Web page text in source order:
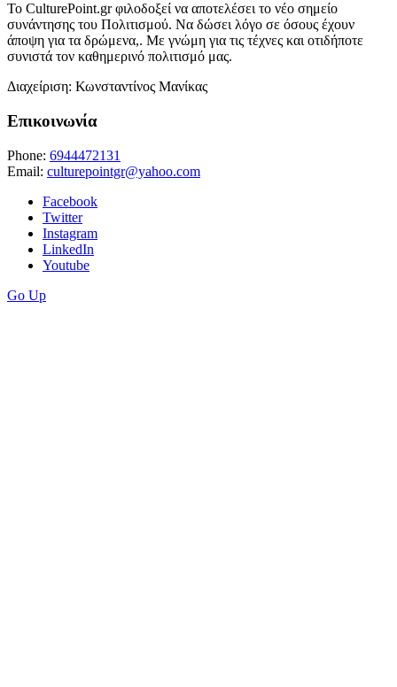
Το CulturePoint.gr φιλοδοξεί να αποτελέσει το νέο σημείο
συνάντησης του Πολιτισμού. Να δώσει λόγο σε όσους έχουν
άποψη για τα δρώμενα,. Με γνώμη για τις τέχνες και οτιδήποτε
συνιστά τον καθημερινό πολιτισμό μας.
Διαχείριση: Κωνσταντίνος Μανίκας
Επικοινωνία
Phone: 6944472131
Email: culturepointgr@yahoo.com
Facebook
Twitter
Instagram
LinkedIn
Youtube
Go Up